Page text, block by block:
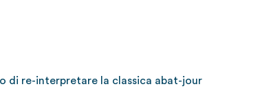
di re-interpretare la classica abat-jour